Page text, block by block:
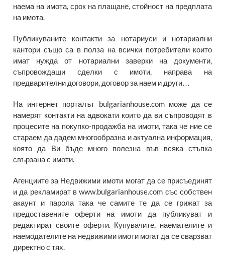
наема на имота, срок на плащане, стойност на предплата
на имота.
Публикуваните контакти за нотариуси и нотариални
кантори също са в полза на всички потребители които
имат нужда от нотариални заверки на документи,
съпровождащи сделки с имоти, направа на
предварителни договори, договор за наем и други…
На интернет порталът bulgarianhouse.com може да се
намерят контакти на адвокати които да ви съпроводят в
процесите на покупко-продажба на имоти, така че ние се
стараем да дадем многообразна и актуална информация,
която да Ви бъде много полезна във всяка стъпка
свързана с имоти.
Агенциите за Недвижими имоти могат да се присъединят
и да рекламират в www.bulgarianhouse.com със собствен
акаунт и парола така че самите те да се грижат за
предоставените оферти на имоти да публикуват и
редактират своите оферти. Купувачите, наемателите и
наемодателите на недвижими имоти могат да се сварзват
директно с тях.